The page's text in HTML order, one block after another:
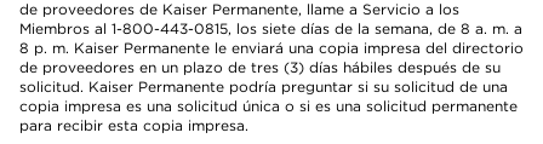
de proveedores de Kaiser Permanente, llame a Servicio a los
Miembros al 1-800-443-0815, los siete días de la semana, de 8 a. m. a
8 p. m. Kaiser Permanente le enviará una copia impresa del directorio
de proveedores en un plazo de tres (3) días hábiles después de su
solicitud. Kaiser Permanente podría preguntar si su solicitud de una
copia impresa es una solicitud única o si es una solicitud permanente
para recibir esta copia impresa.